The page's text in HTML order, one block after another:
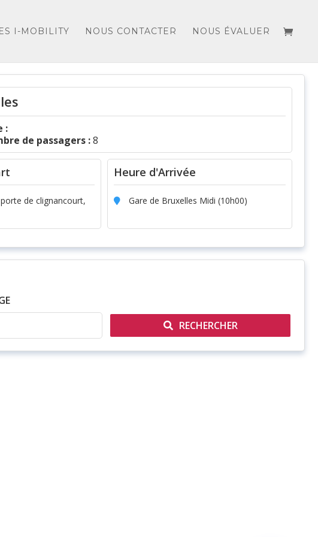
I-MOBILITY NOUS CONTACTER NOUS ÉVALUER
:
de passagers :8
de clignancourt,
Heure d'Arrivée
Gare de Bruxelles Midi (10h00)
RECHERCHER